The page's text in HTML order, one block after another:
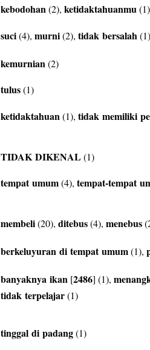
kebodohan(2), ketidaktahuanmu
suci(4), murni(2), tidak bersalah
kemurnian(2)
tulus(1)
ketidaktahuan(1), tidak memiliki
TIDAK DIKENAL(1)
tempat umum(4), tempat-tempat
membeli(20), ditebus(4), menebus
berkeluyuran di tempat umum(1),
banyaknya ikan [2486] (1),
tidak terpelajar(1)
tinggal di padang(1)